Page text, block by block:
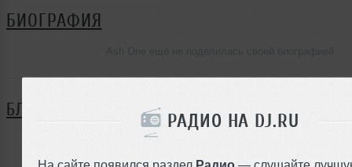
РАДИО НА DJ.RU
На сайте появился раздел Радио — слушайте
БИОГРАФИЯ
БЛОГ